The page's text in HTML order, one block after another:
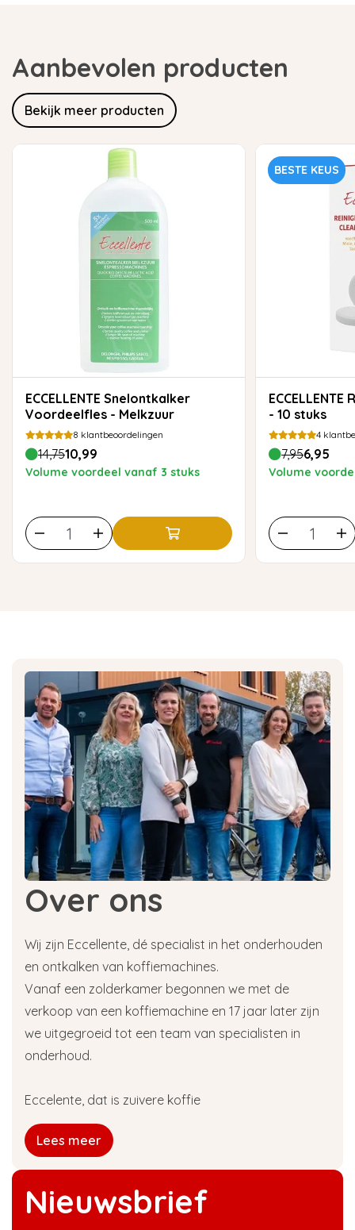
Aanbevolen producten
Bekijk meer producten
ECCELLENTE Snelontkalker
Voordeelfles - Melkzuur
8 klantbeoordelingen
14,7510,99
Volume voordeel vanaf 3 stuks
BESTE KEUS
ECCELLENTE Reinigingstabletten
- 10 stuks
4
7,956,95
Volume
Nieuwsbrief
Over ons
Wij zijn Eccellente, dé specialist in het onderhouden
en ontkalken van koffiemachines.
Vanaf een zolderkamer begonnen we met de
verkoop van een koffiemachine en 17 jaar later zijn
we uitgegroeid tot een team van specialisten in
onderhoud.
Eccelente, dat is zuivere koffie
Lees meer